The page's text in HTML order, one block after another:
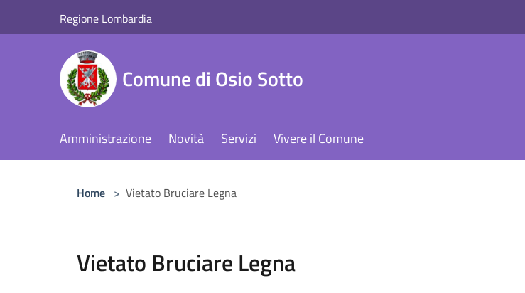
Regione Lombardia
Comune di Osio Sotto
Amministrazione Novità Servizi Vivere il Comune
Home > Vietato Bruciare Legna
Vietato Bruciare Legna